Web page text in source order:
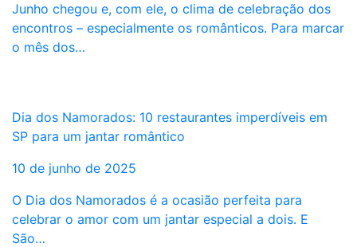
Junho chegou e, com ele, o clima de celebração dos
encontros – especialmente os românticos. Para marcar
o mês dos…
Dia dos Namorados: 10 restaurantes imperdíveis em
SP para um jantar romântico
10 de junho de 2025
O Dia dos Namorados é a ocasião perfeita para
celebrar o amor com um jantar especial a dois. E
São…